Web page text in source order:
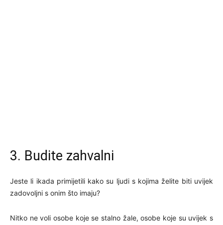
3. Budite zahvalni
Jeste li ikada primijetili kako su ljudi s kojima želite biti uvijek
zadovoljni s onim što imaju?
Nitko ne voli osobe koje se stalno žale, osobe koje su uvijek s